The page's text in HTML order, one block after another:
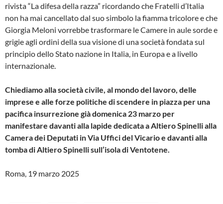
rivista “La difesa della razza” ricordando che Fratelli d’Italia
non ha mai cancellato dal suo simbolo la fiamma tricolore e che
Giorgia Meloni vorrebbe trasformare le Camere in aule sorde e
grigie agli ordini della sua visione di una società fondata sul
principio dello Stato nazione in Italia, in Europa e a livello
internazionale.
Chiediamo alla società civile, al mondo del lavoro, delle
imprese e alle forze politiche di scendere in piazza per una
pacifica insurrezione già domenica 23 marzo per
manifestare davanti alla lapide dedicata a Altiero Spinelli alla
Camera dei Deputati in Via Uffici del Vicario e davanti alla
tomba di Altiero Spinelli sull’isola di Ventotene.
Roma, 19 marzo 2025